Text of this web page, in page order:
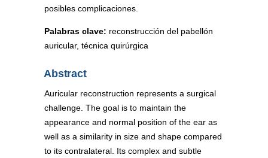
posibles complicaciones.
Palabras clave: reconstrucción del pabellón
auricular, técnica quirúrgica
Abstract
Auricular reconstruction represents a surgical
challenge. The goal is to maintain the
appearance and normal position of the ear as
well as a similarity in size and shape compared
to its contralateral. Its complex and subtle